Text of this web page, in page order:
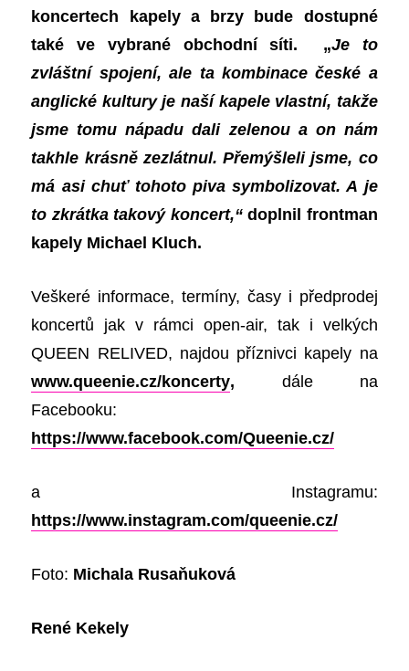
koncertech kapely a brzy bude dostupné
také ve vybrané obchodní síti. „Je to
zvláštní spojení, ale ta kombinace české a
anglické kultury je naší kapele vlastní, takže
jsme tomu nápadu dali zelenou a on nám
takhle krásně zezlátnul. Přemýšleli jsme, co
má asi chuť tohoto piva symbolizovat. A je
to zkrátka takový koncert,“doplnil frontman
kapely Michael Kluch.
Veškeré informace, termíny, časy i předprodej
koncertů jak v rámci open-air, tak i velkých
QUEEN RELIVED, najdou příznivci kapely na
www.queenie.cz/koncerty, dále na
Facebooku:
https://www.facebook.com/Queenie.cz/
a Instagramu:
https://www.instagram.com/queenie.cz/
Foto: Michala Rusaňuková
René Kekely